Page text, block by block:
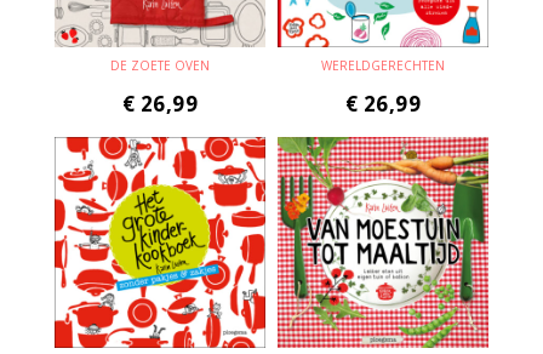
DE ZOETE OVEN
€ 26,99
WERELDGERECHTEN
€ 26,99